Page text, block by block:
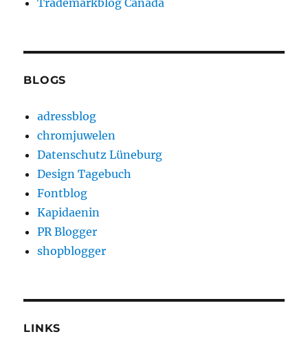
Trademarkblog Canada
BLOGS
adressblog
chromjuwelen
Datenschutz Lüneburg
Design Tagebuch
Fontblog
Kapidaenin
PR Blogger
shopblogger
LINKS